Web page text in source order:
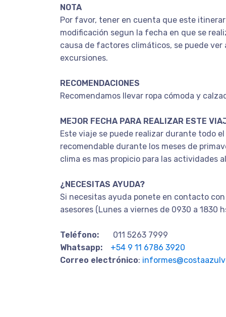
NOTA
Por favor, tener en cuenta que este
modificación segun la fecha en que se
causa de factores climáticos, se puede ver
excursiones.
RECOMENDACIONES
Recomendamos llevar ropa cómoda y
MEJOR FECHA PARA REALIZAR ESTE
Este viaje se puede realizar durante todo el
recomendable durante los meses de
clima es mas propicio para las actividades
¿NECESITAS AYUDA?
Si necesitas ayuda ponete en contacto
asesores (Lunes a viernes de 0930 a 1830
Teléfono: 011 5263 7999
Whatsapp:
+54 9 11 6786 3920
Correo electrónico: